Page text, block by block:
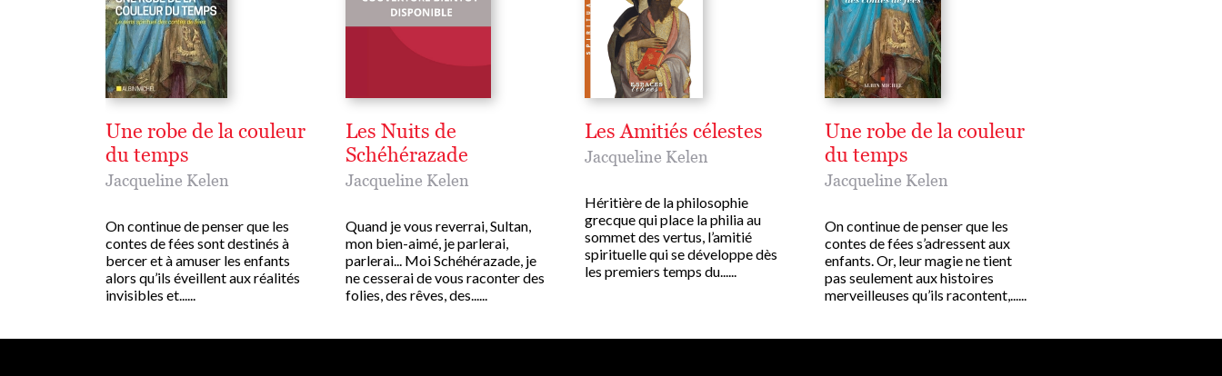
Une robe de la couleur
du temps
Jacqueline Kelen
On continue de penser que les
contes de fées sont destinés à
bercer et à amuser les enfants
alors qu’ils éveillent aux réalités
invisibles et......
Les Nuits de
Schéhérazade
Jacqueline Kelen
Quand je vous reverrai, Sultan,
mon bien-aimé, je parlerai,
parlerai... Moi Schéhérazade, je
ne cesserai de vous raconter des
folies, des rêves, des......
Les Amitiés célestes
Jacqueline Kelen
Héritière de la philosophie
grecque qui place la philia au
sommet des vertus, l’amitié
spirituelle qui se développe dès
les premiers temps du......
Une robe de la couleur
du temps
Jacqueline Kelen
On continue de penser que les
contes de fées s’adressent aux
enfants. Or, leur magie ne tient
pas seulement aux histoires
merveilleuses qu’ils racontent,......